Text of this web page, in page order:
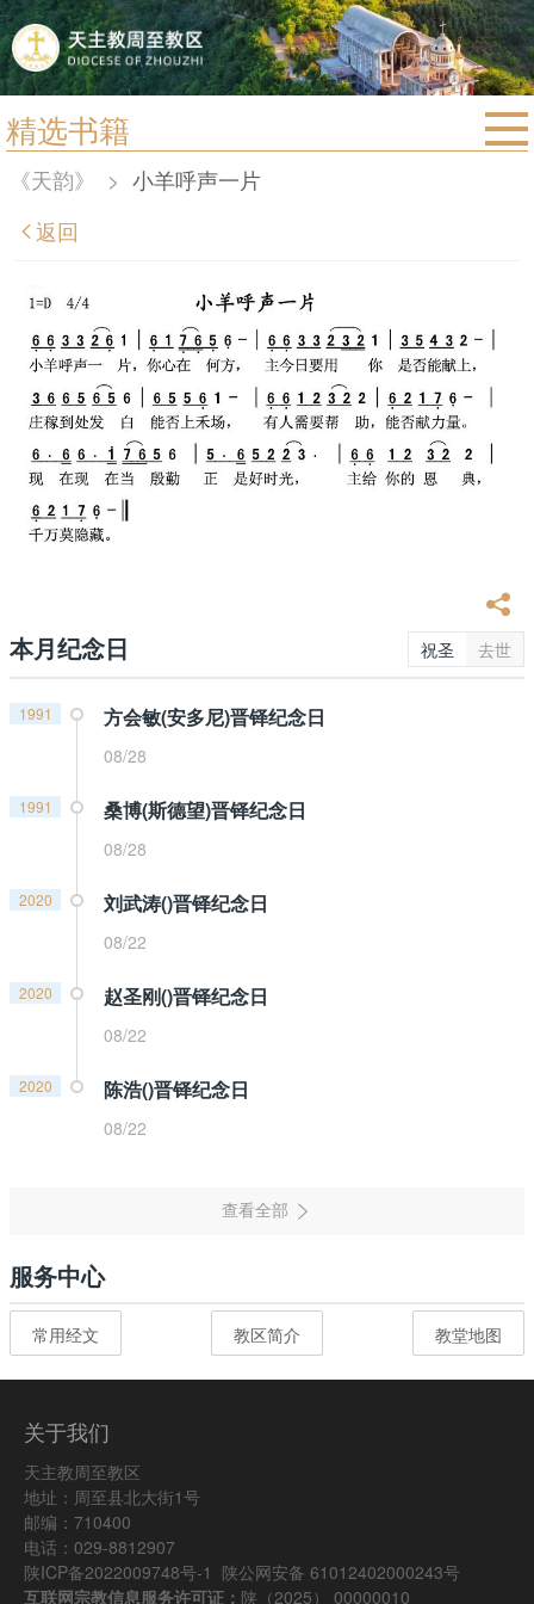
精选书籍
首页
宗教法规
教区简介
信仰文萃
教会圣月
《天韵》 > 小羊呼声一片
返回
本月纪念日 祝圣 去世
1991 方会敏(安多尼)晋铎纪念日
08/28
1991 桑博(斯德望)晋铎纪念日
08/28
2020 刘武涛()晋铎纪念日
08/22
2020 赵圣刚()晋铎纪念日
08/22
2020 陈浩()晋铎纪念日
08/22
服务中心
常用经文 教区简介 教堂地图
关于我们
天主教周至教区
地址：周至县北大街1号
邮编：710400
电话：029-8812907
陕ICP备2022009748号-1 陕公网安备 61012402000243号
互联网宗教信息服务许可证： 陕（2025） 00000010